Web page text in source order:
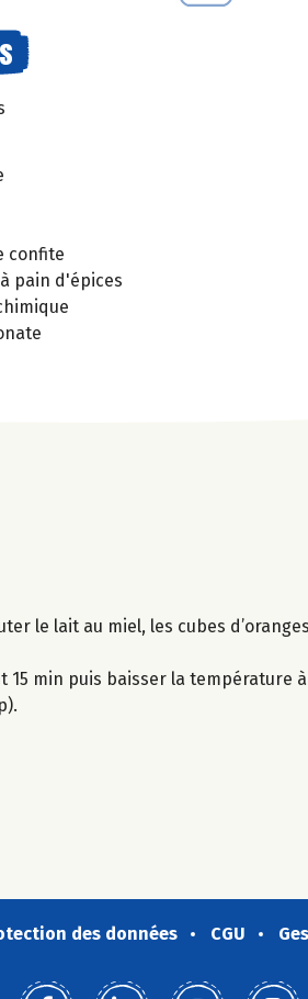
confite
pain d'épices
le lait au miel, les cubes
min puis baisser la température à
des données CGU